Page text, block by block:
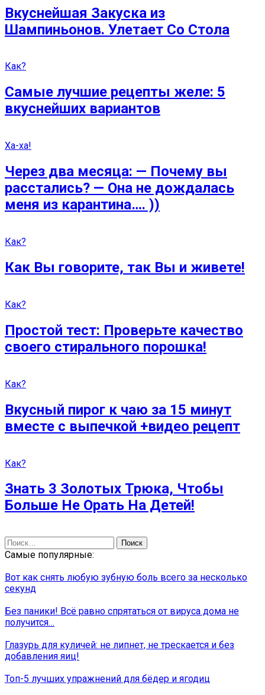
Вкуснейшая Закуска из
Шампиньонов. Улетает Со Стола
Как?
Самые лучшие рецепты желе: 5
вкуснейших вариантов
Ха-ха!
Через два месяца: — Почему вы
расстались? — Она не дождалась
меня из карантина…. ))
Как?
Как Вы говорите, так Вы и живете!
Как?
Простой тест: Проверьте качество
своего стирального порошка!
Как?
Вкусный пирог к чаю за 15 минут
вместе с выпечкой +видео рецепт
Как?
Знать 3 Золотых Трюка, Чтобы
Больше Не Орать На Детей!
Найти:
Самые популярные:
Вот как снять любую зубную боль всего за несколько
секунд
Без паники! Всё равно спрятаться от вируса дома не
получится…
Глазурь для куличей: не липнет, не трескается и без
добавления яиц!
Топ-5 лучших упражнений для бёдер и ягодиц